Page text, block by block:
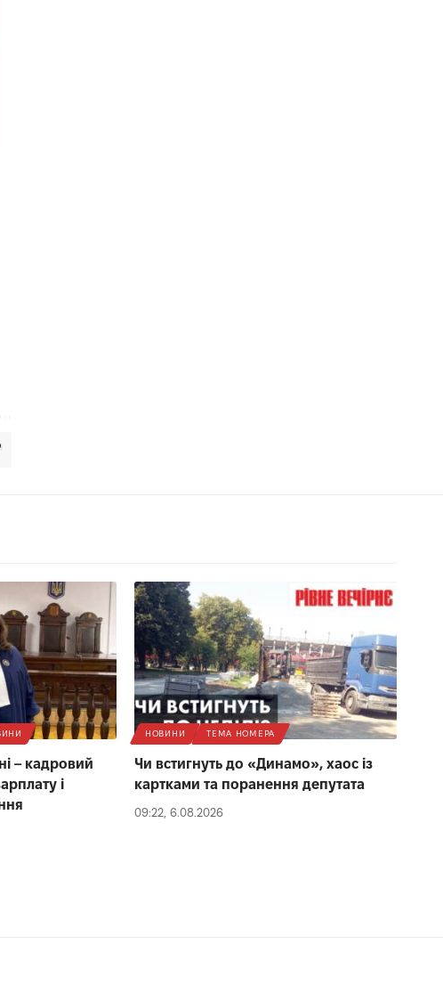
– кадровий
і
НОВИНИ ТЕМА НОМЕРА
Чи встигнуть до «Динамо», хаос із
картками та поранення депутата
09:22, 6.08.2026